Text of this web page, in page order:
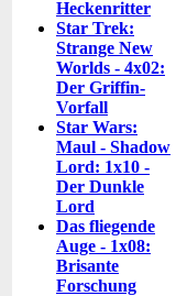
Heckenritter
Star Trek:
Strange New
Worlds - 4x02:
Der Griffin-
Vorfall
Star Wars:
Maul - Shadow
Lord: 1x10 -
Der Dunkle
Lord
Das fliegende
Auge - 1x08:
Brisante
Forschung